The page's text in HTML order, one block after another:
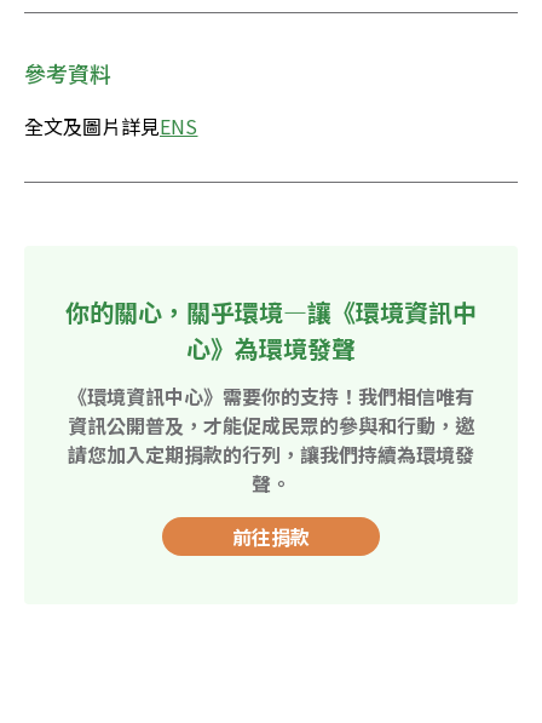
參考資料
全文及圖片詳見ENS
你的關心，關乎環境—讓《環境資訊中
心》為環境發聲
《環境資訊中心》需要你的支持！我們相信唯有
資訊公開普及，才能促成民眾的參與和行動，邀
請您加入定期捐款的行列，讓我們持續為環境發
聲。
前往捐款